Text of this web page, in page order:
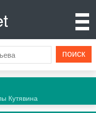
Кутявина